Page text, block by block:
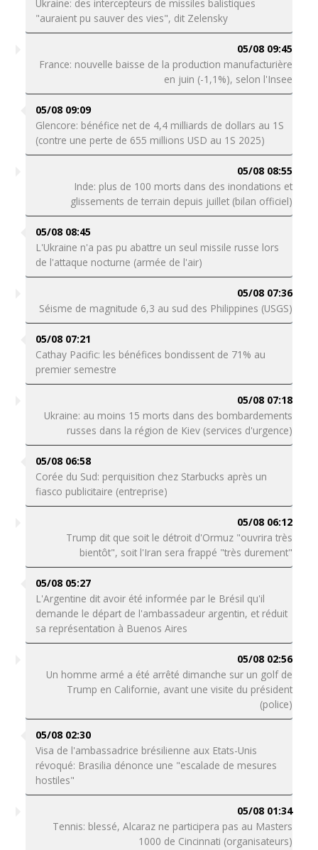
Ukraine: des intercepteurs de missiles balistiques
"auraient pu sauver des vies", dit Zelensky
05/08 09:45
France: nouvelle baisse de la production manufacturière
en juin (-1,1%), selon l'Insee
05/08 09:09
Glencore: bénéfice net de 4,4 milliards de dollars au 1S
(contre une perte de 655 millions USD au 1S 2025)
05/08 08:55
Inde: plus de 100 morts dans des inondations et
glissements de terrain depuis juillet (bilan officiel)
05/08 08:45
L'Ukraine n'a pas pu abattre un seul missile russe lors
de l'attaque nocturne (armée de l'air)
05/08 07:36
Séisme de magnitude 6,3 au sud des Philippines (USGS)
05/08 07:21
Cathay Pacific: les bénéfices bondissent de 71% au
premier semestre
05/08 07:18
Ukraine: au moins 15 morts dans des bombardements
russes dans la région de Kiev (services d'urgence)
05/08 06:58
Corée du Sud: perquisition chez Starbucks après un
fiasco publicitaire (entreprise)
05/08 06:12
Trump dit que soit le détroit d'Ormuz "ouvrira très
bientôt", soit l'Iran sera frappé "très durement"
05/08 05:27
L'Argentine dit avoir été informée par le Brésil qu'il
demande le départ de l'ambassadeur argentin, et réduit
sa représentation à Buenos Aires
05/08 02:56
Un homme armé a été arrêté dimanche sur un golf de
Trump en Californie, avant une visite du président
(police)
05/08 02:30
Visa de l'ambassadrice brésilienne aux Etats-Unis
révoqué: Brasilia dénonce une "escalade de mesures
hostiles"
05/08 01:34
Tennis: blessé, Alcaraz ne participera pas au Masters
1000 de Cincinnati (organisateurs)